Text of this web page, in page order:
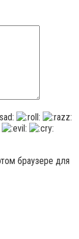
браузере для